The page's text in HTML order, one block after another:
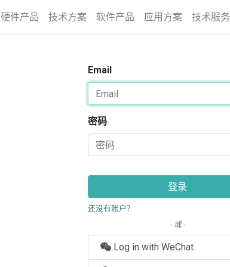
硬件产品 技术方案 软件产品 应用方案 技术服务
Email
密码
登录
还没有账户？
- 或 -
Log in with WeChat